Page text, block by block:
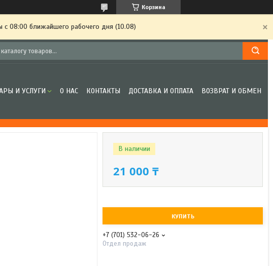
Корзина
с 08:00 ближайшего рабочего дня (10.08)
И УСЛУГИ О НАС КОНТАКТЫ ДОСТАВКА И ОПЛАТА ВОЗВРАТ И ОБМЕН
В наличии
21 000 ₸
КУПИТЬ
+7 (701) 532-06-26
Отдел продаж